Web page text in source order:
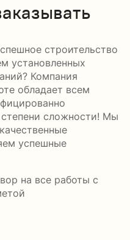
строительство
установленных
Компания
обладает всем
сложности! Мы
успешные
на все работы с